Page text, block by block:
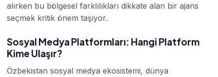
alırken bu bölgesel farklılıkları dikkate alan bir ajans
seçmek kritik önem taşıyor.
Sosyal Medya Platformları: Hangi Platform
Kime Ulaşır?
Özbekistan sosyal medya ekosistemi, dünya